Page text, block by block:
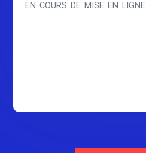
EN COURS DE MISE EN LIGNE